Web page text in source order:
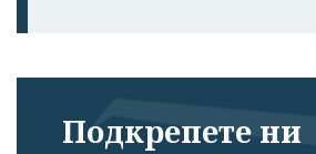
Подкрепете ни